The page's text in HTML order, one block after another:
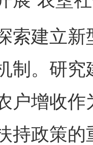
建立新
制。研
户增收
持政策